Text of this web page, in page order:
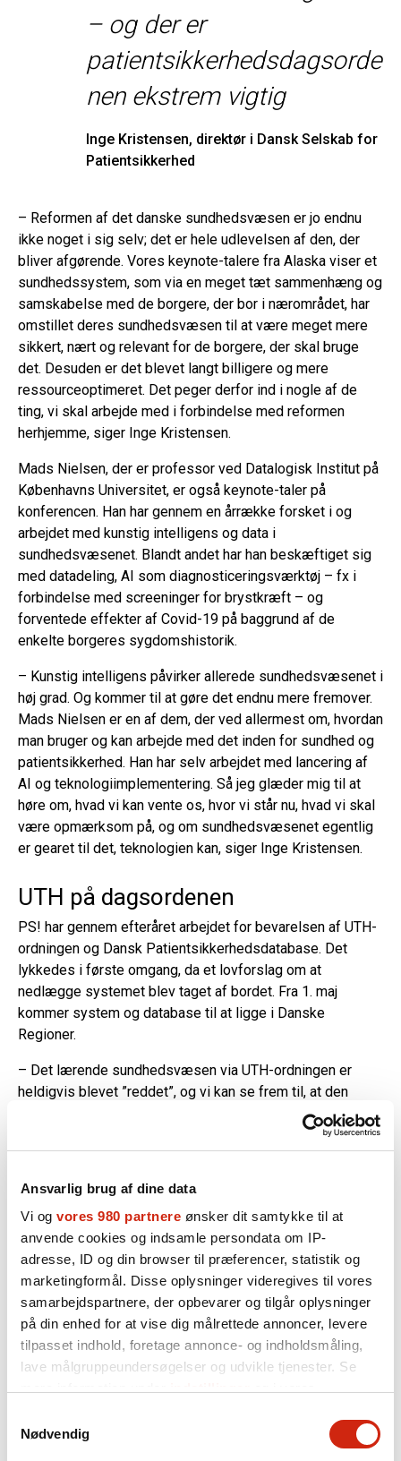
Ansvarlig brug af dine data
Vi og vores 980 partnere ønsker dit samtykke til at
anvende cookies og indsamle persondata om IP-
adresse, ID og din browser til præferencer, statistik og
marketingformål. Disse oplysninger videregives til vores
samarbejdspartnere, der opbevarer og tilgår oplysninger
på din enhed for at vise dig målrettede annoncer, levere
tilpasset indhold, foretage annonce- og indholdsmåling,
lave målgruppeundersøgelser og udvikle tjenester. Se
tilbage eller ændre indstillinger fra vores
"Cookiedeklaration", eller ved at trykke på "Privacy
Nødvendig
– og der er
patientsikkerhedsdagsorde
nen ekstrem vigtig
Inge Kristensen, direktør i Dansk Selskab for
Patientsikkerhed
– Reformen af det danske sundhedsvæsen er jo endnu
ikke noget i sig selv; det er hele udlevelsen af den, der
bliver afgørende. Vores keynote-talere fra Alaska viser et
sundhedssystem, som via en meget tæt sammenhæng og
samskabelse med de borgere, der bor i nærområdet, har
omstillet deres sundhedsvæsen til at være meget mere
sikkert, nært og relevant for de borgere, der skal bruge
det. Desuden er det blevet langt billigere og mere
ressourceoptimeret. Det peger derfor ind i nogle af de
ting, vi skal arbejde med i forbindelse med reformen
herhjemme, siger Inge Kristensen.
Mads Nielsen, der er professor ved Datalogisk Institut på
Københavns Universitet, er også keynote-taler på
konferencen. Han har gennem en årrække forsket i og
arbejdet med kunstig intelligens og data i
sundhedsvæsenet. Blandt andet har han beskæftiget sig
med datadeling, AI som diagnosticeringsværktøj – fx i
forbindelse med screeninger for brystkræft – og
forventede effekter af Covid-19 på baggrund af de
enkelte borgeres sygdomshistorik.
– Kunstig intelligens påvirker allerede sundhedsvæsenet i
høj grad. Og kommer til at gøre det endnu mere fremover.
Mads Nielsen er en af dem, der ved allermest om, hvordan
man bruger og kan arbejde med det inden for sundhed og
patientsikkerhed. Han har selv arbejdet med lancering af
AI og teknologiimplementering. Så jeg glæder mig til at
høre om, hvad vi kan vente os, hvor vi står nu, hvad vi skal
være opmærksom på, og om sundhedsvæsenet egentlig
er gearet til det, teknologien kan, siger Inge Kristensen.
UTH på dagsordenen
PS! har gennem efteråret arbejdet for bevarelsen af UTH-
ordningen og Dansk Patientsikkerhedsdatabase. Det
lykkedes i første omgang, da et lovforslag om at
nedlægge systemet blev taget af bordet. Fra 1. maj
kommer system og database til at ligge i Danske
Regioner.
– Det lærende sundhedsvæsen via UTH-ordningen er
heldigvis blevet ”reddet”, og vi kan se frem til, at den
flytter tættere på driften. Men vi skal finde ud af, hvordan
vi kan få mere ud af den. Hvordan bliver det endnu bedre?
Hvordan får vi mere læring ud af det? På konferencen
med fra 1. maj. Men også kigge på, hvordan vi kan gøre det
meget bedre, end vi har gjort før, fortæller Inge Kristensen
med henvisning til blandt andet konferencens session om
”Det lærende sundhedsvæsen”, hvor Nanna Bjerrum,
sundhedsfaglig udviklingskonsulent i Holstebro
kommune, Alma Pedersen, professor i patientsikkerhed,
og Poul Henning Madsen, cheflæge ved akutafdelingen,
OUH, deltager.
PS!’ pressemeddelelse om bevarelsen af UTH-systemet